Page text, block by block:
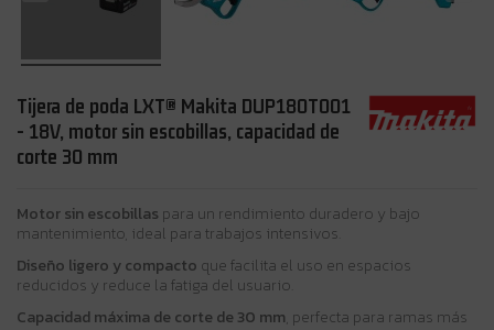
Tijera de poda LXT® Makita DUP180T001
- 18V, motor sin escobillas, capacidad de
corte 30 mm
Motor sin escobillas para un rendimiento duradero y bajo
mantenimiento, ideal para trabajos intensivos.
Diseño ligero y compacto que facilita el uso en espacios
reducidos y reduce la fatiga del usuario.
Capacidad máxima de corte de 30 mm, perfecta para ramas más